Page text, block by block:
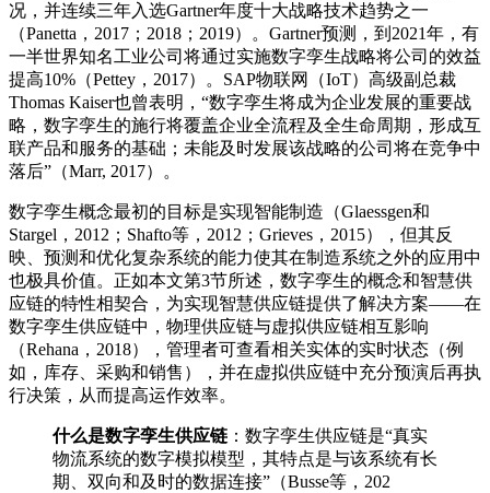
况，并连续三年入选Gartner年度十大战略技术趋势之一
（Panetta，2017；2018；2019）。Gartner预测，到2021年，有
一半世界知名工业公司将通过实施数字孪生战略将公司的效益
提高10%（Pettey，2017）。SAP物联网（IoT）高级副总裁
Thomas Kaiser也曾表明，“数字孪生将成为企业发展的重要战
略，数字孪生的施行将覆盖企业全流程及全生命周期，形成互
联产品和服务的基础；未能及时发展该战略的公司将在竞争中
落后”（Marr, 2017）。
数字孪生概念最初的目标是实现智能制造（Glaessgen和
Stargel，2012；Shafto等，2012；Grieves，2015），但其反
映、预测和优化复杂系统的能力使其在制造系统之外的应用中
也极具价值。正如本文第3节所述，数字孪生的概念和智慧供
应链的特性相契合，为实现智慧供应链提供了解决方案——在
数字孪生供应链中，物理供应链与虚拟供应链相互影响
（Rehana，2018），管理者可查看相关实体的实时状态（例
如，库存、采购和销售），并在虚拟供应链中充分预演后再执
行决策，从而提高运作效率。
什么是数字孪生供应链 ：数字孪生供应链是“真实
物流系统的数字模拟模型，其特点是与该系统有长
期、双向和及时的数据连接”（Busse等，202